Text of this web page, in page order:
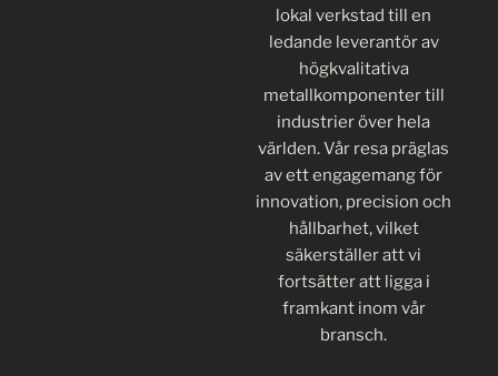
lokal verkstad till en
ledande leverantör av
högkvalitativa
metallkomponenter till
industrier över hela
världen. Vår resa präglas
av ett engagemang för
innovation, precision och
hållbarhet, vilket
säkerställer att vi
fortsätter att ligga i
framkant inom vår
bransch.